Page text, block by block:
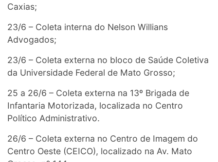
Caxias;
23/6 – Coleta interna do Nelson Willians
Advogados;
23/6 – Coleta externa no bloco de Saúde Coletiva
da Universidade Federal de Mato Grosso;
25 a 26/6 – Coleta externa na 13º Brigada de
Infantaria Motorizada, localizada no Centro
Político Administrativo.
26/6 – Coleta externa no Centro de Imagem do
Centro Oeste (CEICO), localizado na Av. Mato